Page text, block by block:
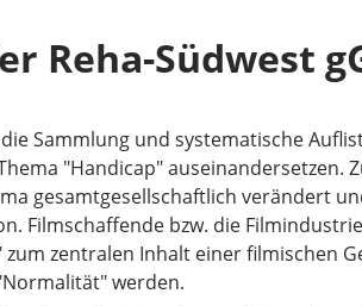
Reha-Südwest
Sammlung und systematische
"Handicap" auseinandersetzen.
gesamtgesellschaftlich verändert
Filmschaffende bzw. die
zentralen Inhalt einer filmischen
werden.